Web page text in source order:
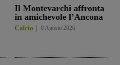
Il Montevarchi affronta
in amichevole l’Ancona
Calcio 8 Agosto 2026